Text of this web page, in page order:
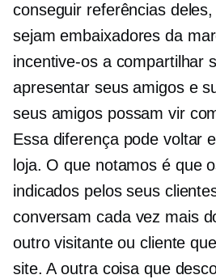
conseguir referências
sejam embaixadores da
incentive-os a compartilhar
apresentar seus amigos e
seus amigos possam vir
Essa diferença pode voltar
loja. O que notamos é que
indicados pelos seus
conversam cada vez mais
outro visitante ou cliente
site. A outra coisa que